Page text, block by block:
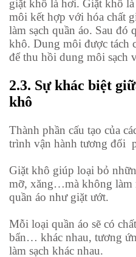
giặt khô là hơi. Giặt khô
môi kết hợp với hóa chất
làm sạch quần áo. Sau đó
khô. Dung môi được tách
để thu hồi dung môi sạch
2.3. Sự khác biệt
khô
Thành phần cấu tạo của
trình vận hành tương đối
Giặt khô giúp loại bỏ
mỡ, xăng…mà không làm
quần áo như giặt ướt.
Mỗi loại quần áo sẽ có
bẩn… khác nhau, tương
làm sạch khác nhau.